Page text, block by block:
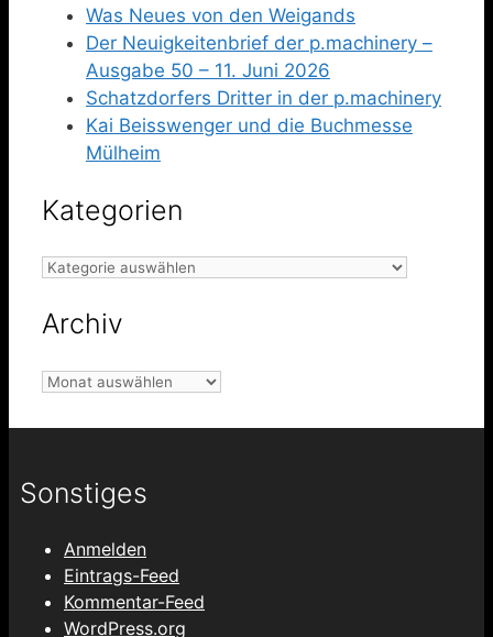
Was Neues von den Weigands
Der Neuigkeitenbrief der p.machinery –
Ausgabe 50 – 11. Juni 2026
Schatzdorfers Dritter in der p.machinery
Kai Beisswenger und die Buchmesse
Mülheim
Kategorien
Kategorien
Archiv
Archiv
Sonstiges
Anmelden
Eintrags-Feed
Kommentar-Feed
WordPress.org